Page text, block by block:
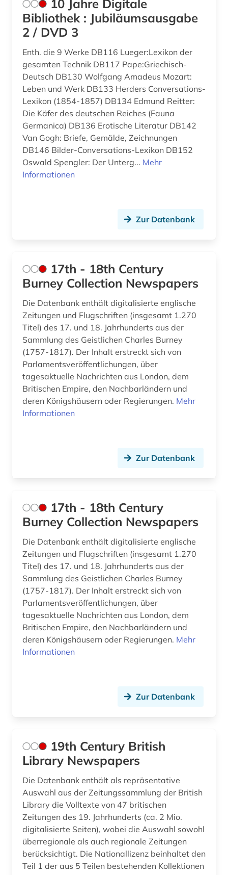
anthropologie (2)
antiheld (1)
antike (4)
antike religionen (1)
antiquariat (12)
antisemitismus (2)
anzeiger (1)
arabische staaten (1)
arabische welt (1)
arabisches sprachgebiet (1)
arabistik (4)
arbeit (7)
arbeitslosigkeit (1)
arbeitssicherheitsrecht (1)
arbeitssoziologie (1)
architektur (5)
architekturgeschichte (1)
archiv (37)
archivalien (2)
argentinien (2)
arktis (1)
armeezeitungen (1)
armenien (west) (1)
artik (1)
artikel (1)
Oesterreich (82)
Ostasien (21)
Osteuropa (40)
Ostmitteleuropa (7)
Palaestina (3)
Polen (18)
Portugal (12)
Saarland (10)
Sachsen (19)
Sachsen-Anhalt (9)
Schleswig-Holstein (7)
Schweden (24)
Schweiz (70)
Serbien (13)
Spanien (34)
Suedasien (8)
Suedostasien (18)
Suedosteuropa (22)
Thueringen (11)
Tschechische Republik (14)
Tuerkei (12)
USA (89)
10 Jahre Digitale
Bibliothek : Jubiläumsausgabe
2 / DVD 3
Enth. die 9 Werke DB116 Lueger:Lexikon der
gesamten Technik DB117 Pape:Griechisch-
Deutsch DB130 Wolfgang Amadeus Mozart:
Leben und Werk DB133 Herders Conversations-
Lexikon (1854-1857) DB134 Edmund Reitter:
Die Käfer des deutschen Reiches (Fauna
Germanica) DB136 Erotische Literatur DB142
Van Gogh: Briefe, Gemälde, Zeichnungen
DB146 Bilder-Conversations-Lexikon DB152
Oswald Spengler: Der Unterg... Mehr
Informationen
Zur Datenbank
17th - 18th Century
Burney Collection Newspapers
Die Datenbank enthält digitalisierte englische
Zeitungen und Flugschriften (insgesamt 1.270
Titel) des 17. und 18. Jahrhunderts aus der
Sammlung des Geistlichen Charles Burney
(1757-1817). Der Inhalt erstreckt sich von
Parlamentsveröffentlichungen, über
tagesaktuelle Nachrichten aus London, dem
Britischen Empire, den Nachbarländern und
deren Königshäusern oder Regierungen. Mehr
Informationen
Zur Datenbank
17th - 18th Century
Burney Collection Newspapers
Die Datenbank enthält digitalisierte englische
Zeitungen und Flugschriften (insgesamt 1.270
Titel) des 17. und 18. Jahrhunderts aus der
Sammlung des Geistlichen Charles Burney
(1757-1817). Der Inhalt erstreckt sich von
Parlamentsveröffentlichungen, über
tagesaktuelle Nachrichten aus London, dem
Britischen Empire, den Nachbarländern und
deren Königshäusern oder Regierungen. Mehr
Informationen
Zur Datenbank
19th Century British
Library Newspapers
Die Datenbank enthält als repräsentative
Auswahl aus der Zeitungssammlung der British
Library die Volltexte von 47 britischen
Zeitungen des 19. Jahrhunderts (ca. 2 Mio.
digitalisierte Seiten), wobei die Auswahl sowohl
überregionale als auch regionale Zeitungen
berücksichtigt. Die Nationallizenz beinhaltet den
Teil 1 der aus 5 Teilen bestehenden Kollektionen